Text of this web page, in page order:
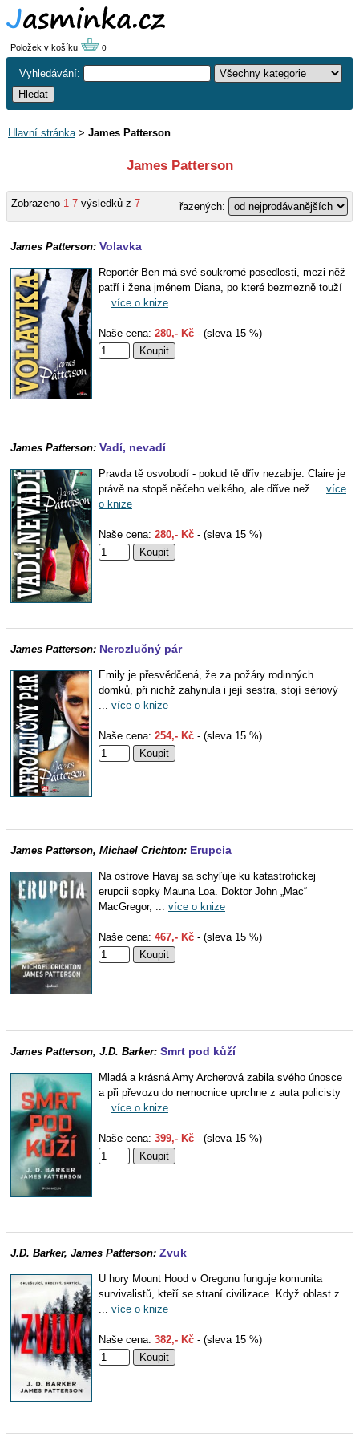
Položek v košíku 0
Vyhledávání:
Hlavní stránka> James Patterson
James Patterson
Zobrazeno 1-7 výsledků z 7 řazených:
James Patterson: Volavka
Reportér Ben má své soukromé posedlosti, mezi něž
patří i žena jménem Diana, po které bezmezně touží
... více o knize
Naše cena: 280,- Kč - (sleva 15 %)
James Patterson: Vadí, nevadí
Pravda tě osvobodí - pokud tě dřív nezabije. Claire je
právě na stopě něčeho velkého, ale dříve než ... více
o knize
Naše cena: 280,- Kč - (sleva 15 %)
James Patterson: Nerozlučný pár
Emily je přesvědčená, že za požáry rodinných
domků, při nichž zahynula i její sestra, stojí sériový
... více o knize
Naše cena: 254,- Kč - (sleva 15 %)
James Patterson, Michael Crichton: Erupcia
Na ostrove Havaj sa schyľuje ku katastrofickej
erupcii sopky Mauna Loa. Doktor John „Mac“
MacGregor, ... více o knize
Naše cena: 467,- Kč - (sleva 15 %)
James Patterson, J.D. Barker: Smrt pod kůží
Mladá a krásná Amy Archerová zabila svého únosce
a při převozu do nemocnice uprchne z auta policisty
... více o knize
Naše cena: 399,- Kč - (sleva 15 %)
J.D. Barker, James Patterson: Zvuk
U hory Mount Hood v Oregonu funguje komunita
survivalistů, kteří se straní civilizace. Když oblast z
... více o knize
Naše cena: 382,- Kč - (sleva 15 %)